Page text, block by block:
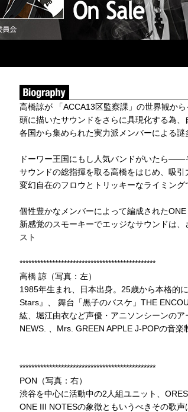
高橋諒が 「ACCA13区監察課」の世界観か
頭に描いたサウンドをさらに具現化する為、
各国から集められた実力派メンバーによる謎
ドーワー王国にもし人気バンドがいたら――
サウンドの総指揮を取る高橋をはじめ、吸引
変幻自在のフロウとトリッキーなライミン
個性豊かなメンバーによって編成されたONE
新感覚のスモーキーでエッジなサウンドは
スト
**********************************************
高橋 諒（写真：左）
1985年生まれ、日本出身。25歳から本格的
Stars』、 舞台「黒子のバスケ」THE
紘、堀江由衣など声優・アニソンシーンのア
NEWS. 、Mrs. GREEN APPLE J-POPの音楽
**********************************************
PON（写真：右）
渋谷を中心に活動中の2人組ユニット、
ONE III NOTESの象徴ともいうべきその歌